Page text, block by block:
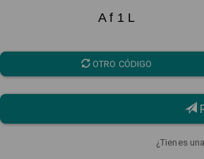
A f 1 L
OTRO CÓDIGO
¿Tienes